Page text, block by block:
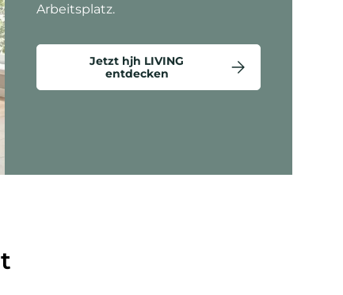
anzeigen - Criss-Cross 20 - Loungesessel
Arbeitsplatz.
Jetzt hjh LIVING
entdecken